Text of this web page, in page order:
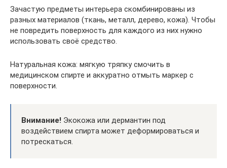
Зачастую предметы интерьера скомбинированы из
разных материалов (ткань, металл, дерево, кожа). Чтобы
не повредить поверхность для каждого из них нужно
использовать своё средство.
Натуральная кожа: мягкую тряпку смочить в
медицинском спирте и аккуратно отмыть маркер с
поверхности.
Внимание! Экокожа или дермантин под
воздействием спирта может деформироваться и
потрескаться.